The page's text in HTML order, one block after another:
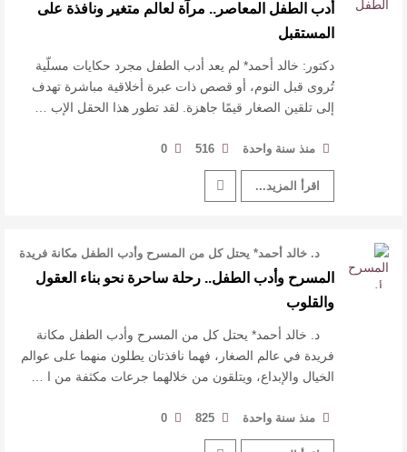
قبل النوم، أو قصص ذا …
أدب الطفل المعاصر.. مرآة لعالم متغير ونافذة على
المستقبل
دكتور: خالد أحمد* لم يعد أدب الطفل مجرد حكايات مسلّية
تُروى قبل النوم، أو قصص ذات عبرة أخلاقية مباشرة تهدف
إلى تلقين الصغار قيمًا جاهزة. لقد تطور هذا الحقل الإب …
منذ سنة واحدة 516
0
اقرأ المزيد...
د. خالد أحمد* يحتل كل من المسرح وأدب الطفل مكانة فريدة
في عالم الصغار، فهما …
المسرح وأدب الطفل.. رحلة ساحرة نحو بناء العقول
والقلوب
د. خالد أحمد* يحتل كل من المسرح وأدب الطفل مكانة
فريدة في عالم الصغار، فهما نافذتان يطلون منهما على عوالم
الخيال والإبداع، ويتلقون من خلالهما جرعات مكثفة من ا …
منذ سنة واحدة 825
0